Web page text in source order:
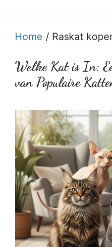
Home / Raskat
Welke Kat is In:
van Populaire